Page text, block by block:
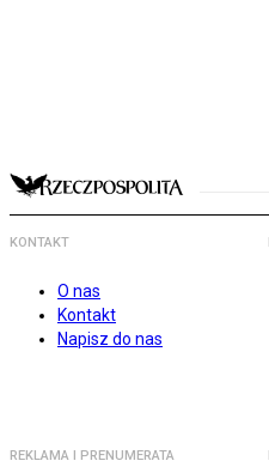
KONTAKT
O nas
Kontakt
Napisz do nas
REKLAMA I PRENUMERATA